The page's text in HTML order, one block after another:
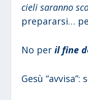
cieli saranno
prepararsi…
No peril fine
Gesù